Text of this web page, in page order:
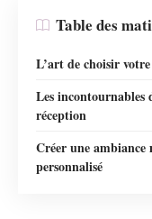
Table des
L’art de choisir
Les incontournables
réception
Créer une ambiance
personnalisé